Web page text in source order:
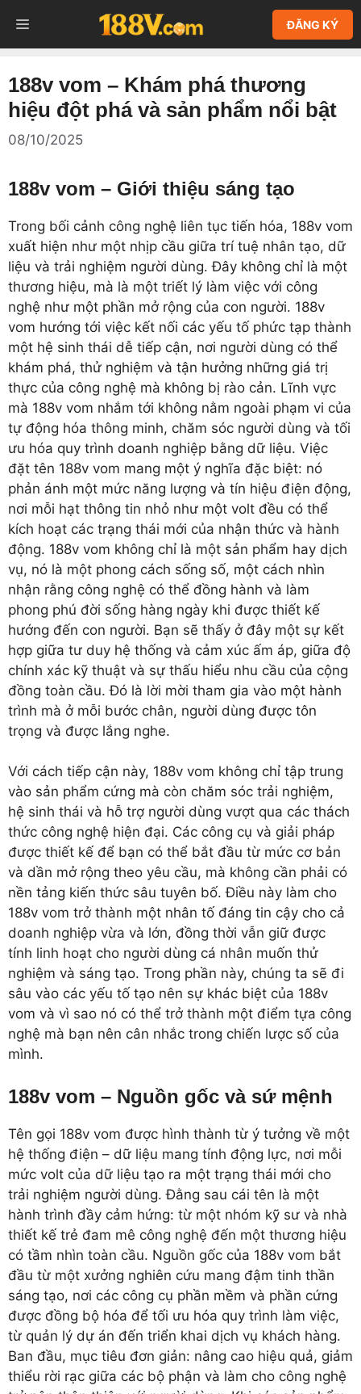
đến
nội
ĐĂNG KÝ
MENU
188v vom – Khám phá thương
hiệu đột phá và sản phẩm nổi bật
08/10/2025
188v vom – Giới thiệu sáng tạo
Trong bối cảnh công nghệ liên tục tiến hóa, 188v vom
xuất hiện như một nhịp cầu giữa trí tuệ nhân tạo, dữ
liệu và trải nghiệm người dùng. Đây không chỉ là một
thương hiệu, mà là một triết lý làm việc với công
nghệ như một phần mở rộng của con người. 188v
vom hướng tới việc kết nối các yếu tố phức tạp thành
một hệ sinh thái dễ tiếp cận, nơi người dùng có thể
khám phá, thử nghiệm và tận hưởng những giá trị
thực của công nghệ mà không bị rào cản. Lĩnh vực
mà 188v vom nhắm tới không nằm ngoài phạm vi của
tự động hóa thông minh, chăm sóc người dùng và tối
ưu hóa quy trình doanh nghiệp bằng dữ liệu. Việc
đặt tên 188v vom mang một ý nghĩa đặc biệt: nó
phản ánh một mức năng lượng và tín hiệu điện động,
nơi mỗi hạt thông tin nhỏ như một volt đều có thể
kích hoạt các trạng thái mới của nhận thức và hành
động. 188v vom không chỉ là một sản phẩm hay dịch
vụ, nó là một phong cách sống số, một cách nhìn
nhận rằng công nghệ có thể đồng hành và làm
phong phú đời sống hàng ngày khi được thiết kế
hướng đến con người. Bạn sẽ thấy ở đây một sự kết
hợp giữa tư duy hệ thống và cảm xúc ấm áp, giữa độ
chính xác kỹ thuật và sự thấu hiểu nhu cầu của cộng
đồng toàn cầu. Đó là lời mời tham gia vào một hành
trình mà ở mỗi bước chân, người dùng được tôn
trọng và được lắng nghe.
Với cách tiếp cận này, 188v vom không chỉ tập trung
vào sản phẩm cứng mà còn chăm sóc trải nghiệm,
hệ sinh thái và hỗ trợ người dùng vượt qua các thách
thức công nghệ hiện đại. Các công cụ và giải pháp
được thiết kế để bạn có thể bắt đầu từ mức cơ bản
và dần mở rộng theo yêu cầu, mà không cần phải có
nền tảng kiến thức sâu tuyên bố. Điều này làm cho
188v vom trở thành một nhân tố đáng tin cậy cho cả
doanh nghiệp vừa và lớn, đồng thời vẫn giữ được
tính linh hoạt cho người dùng cá nhân muốn thử
nghiệm và sáng tạo. Trong phần này, chúng ta sẽ đi
sâu vào các yếu tố tạo nên sự khác biệt của 188v
vom và vì sao nó có thể trở thành một điểm tựa công
nghệ mà bạn nên cân nhắc trong chiến lược số của
mình.
188v vom – Nguồn gốc và sứ mệnh
Tên gọi 188v vom được hình thành từ ý tưởng về một
hệ thống điện – dữ liệu mang tính động lực, nơi mỗi
mức volt của dữ liệu tạo ra một trạng thái mới cho
trải nghiệm người dùng. Đằng sau cái tên là một
hành trình đầy cảm hứng: từ một nhóm kỹ sư và nhà
thiết kế trẻ đam mê công nghệ đến một thương hiệu
có tầm nhìn toàn cầu. Nguồn gốc của 188v vom bắt
đầu từ một xưởng nghiên cứu mang đậm tinh thần
sáng tạo, nơi các công cụ phần mềm và phần cứng
được đồng bộ hóa để tối ưu hóa quy trình làm việc,
từ quản lý dự án đến triển khai dịch vụ khách hàng.
Ban đầu, mục tiêu đơn giản: nâng cao hiệu quả, giảm
thiểu rời rạc giữa các bộ phận và làm cho công nghệ